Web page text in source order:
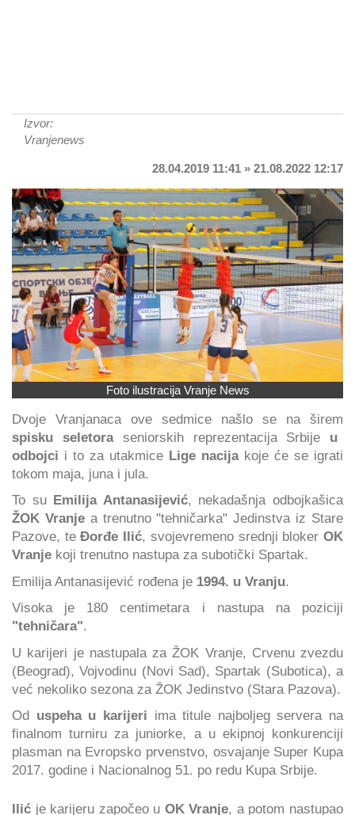
Izvor:
Vranjenews
28.04.2019 11:41 » 21.08.2022 12:17
Foto ilustracija Vranje News
Dvoje Vranjanaca ove sedmice našlo se na širem
spisku seletoraseniorskih reprezentacija Srbije u
odbojci i to za utakmice Lige nacija koje će se igrati
tokom maja, juna i jula.
To su
Emilija Antanasijević, nekadašnja odbojkašica
ŽOK Vranjea trenutno "tehničarka" Jedinstva iz Stare
Pazove, teĐorđe Ilić, svojevremeno srednji blokerOK
Vranje koji trenutno nastupa za subotički Spartak.
Emilija Antanasijević rođena je 1994. u Vranju.
Visoka je 180 centimetara i nastupa na poziciji
"tehničara".
U karijeri je nastupala za ŽOK Vranje, Crvenu zvezdu
(Beograd), Vojvodinu (Novi Sad), Spartak (Subotica), a
već nekoliko sezona za ŽOK Jedinstvo (Stara Pazova).
Od
uspeha u karijeri ima titule najboljeg servera na
finalnom turniru za juniorke, a u ekipnoj konkurenciji
plasman na Evropsko prvenstvo, osvajanje Super Kupa
2017. godine i Nacionalnog 51. po redu Kupa Srbije.
Ilić je karijeru započeo u OK Vranje, a potom nastupao